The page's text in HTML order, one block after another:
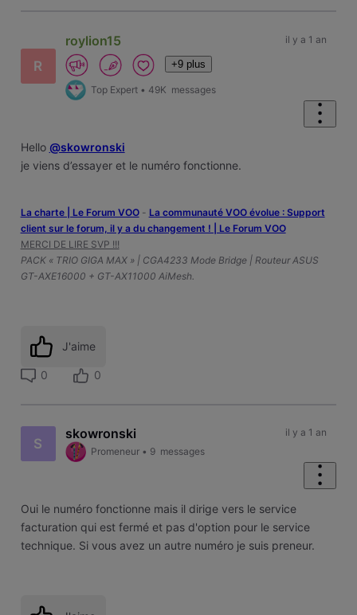
R
roylion15
+9 plus
Top Expert • 49K messages
il y a 1 an
Hello @skowronski
je viens d’essayer et le numéro fonctionne.
La charte | Le Forum VOO- ‎La communauté VOO évolue : Support
client sur le forum, il y a du changement ! | Le Forum VOO
MERCI DE LIRE SVP !!!
PACK « TRIO GIGA MAX » | CGA4233 Mode Bridge | Routeur ASUS
GT-AXE16000 + GT-AX11000 AiMesh.
J'aime
0 0
S
skowronski
Promeneur • 9 messages
il y a 1 an
Oui le numéro fonctionne mais il dirige vers le service
facturation qui est fermé et pas d'option pour le service
technique. Si vous avez un autre numéro je suis preneur.